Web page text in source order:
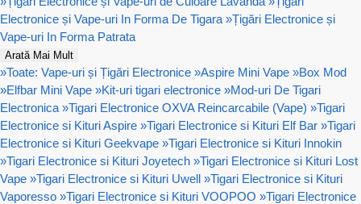
Electronice și Vape-uri In Forma De Tigara »Țigări Electronice și
Vape-uri In Forma Patrata
Arată Mai Mult
»Toate: Vape-uri și Țigări Electronice »Aspire Mini Vape »Box Mod
»Elfbar Mini Vape »Kit-uri tigari electronice »Mod-uri De Tigari
Electronica »Tigari Electronice OXVA Reincarcabile (Vape) »Tigari
Electronice si Kituri Aspire »Tigari Electronice si Kituri Elf Bar »Tigari
Electronice si Kituri Geekvape »Tigari Electronice si Kituri Innokin
»Tigari Electronice si Kituri Joyetech »Tigari Electronice si Kituri Lost
Vape »Tigari Electronice si Kituri Uwell »Tigari Electronice si Kituri
Vaporesso »Tigari Electronice si Kituri VOOPOO »Tigari Electronice